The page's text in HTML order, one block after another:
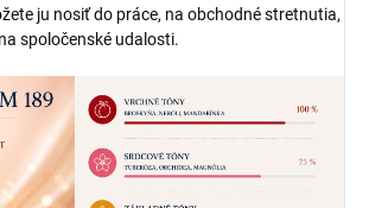
ju nosiť do práce, na obchodné stretnutia,
spoločenské udalosti.